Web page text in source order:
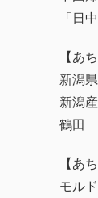
「日
【あ
新潟
新潟
鶴田
【あ
モル